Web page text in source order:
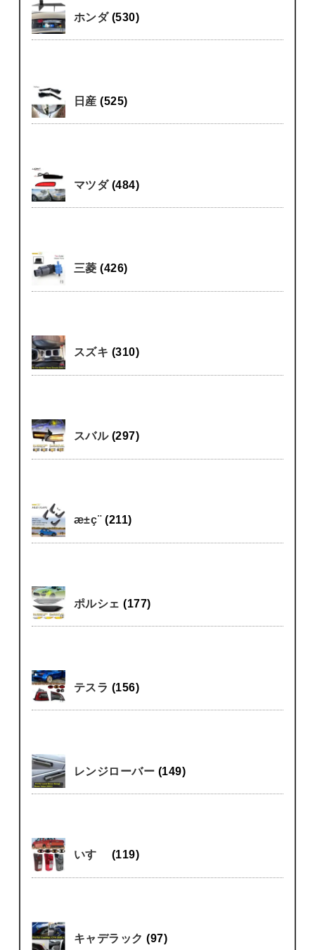
ホンダ (530)
日産(525)
マツダ (484)
三菱(426)
スズキ (310)
スバル (297)
æ±ç¨(211)
ポルシェ(177)
テスラ (156)
レンジローバー (149)
いすゞ (119)
キャデラック(97)